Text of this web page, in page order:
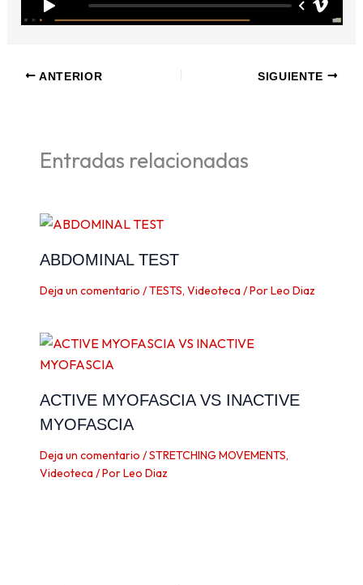
ANTERIOR SIGUIENTE
Entradas relacionadas
ABDOMINAL TEST
Deja un comentario /TESTS, Videoteca/ PorLeo Diaz
ACTIVE MYOFASCIA VS INACTIVE
MYOFASCIA
Deja un comentario /STRETCHING MOVEMENTS,
Videoteca/ PorLeo Diaz